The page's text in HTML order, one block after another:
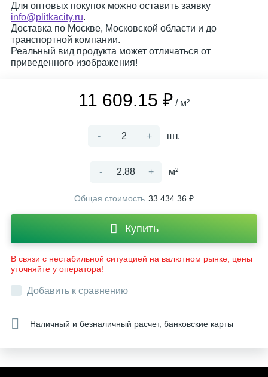
Для оптовых покупок можно оставить заявку
info@plitkacity.ru.
Доставка по Москве, Московской области и до
транспортной компании.
Реальный вид продукта может отличаться от
приведенного изображения!
11 609.15 ₽ / м²
- + шт.
- + м²
Общая стоимость 33 434.36 ₽
Купить
В связи с нестабильной ситуацией на валютном рынке, цены
уточняйте у оператора!
Добавить к сравнению
Наличный и безналичный расчет, банковские карты